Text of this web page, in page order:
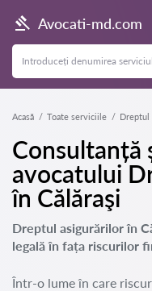
Avocati-md.com
Acasă Toate serviciile Dreptul
Consultanță
avocatului
în Călăraşi
Dreptul asigurărilor în
legală în fața riscurilor
Într-o lume în care